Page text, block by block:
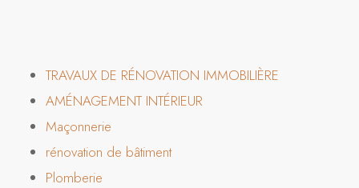
TRAVAUX DE RÉNOVATION IMMOBILIÈRE
AMÉNAGEMENT INTÉRIEUR
Maçonnerie
rénovation de bâtiment
Plomberie